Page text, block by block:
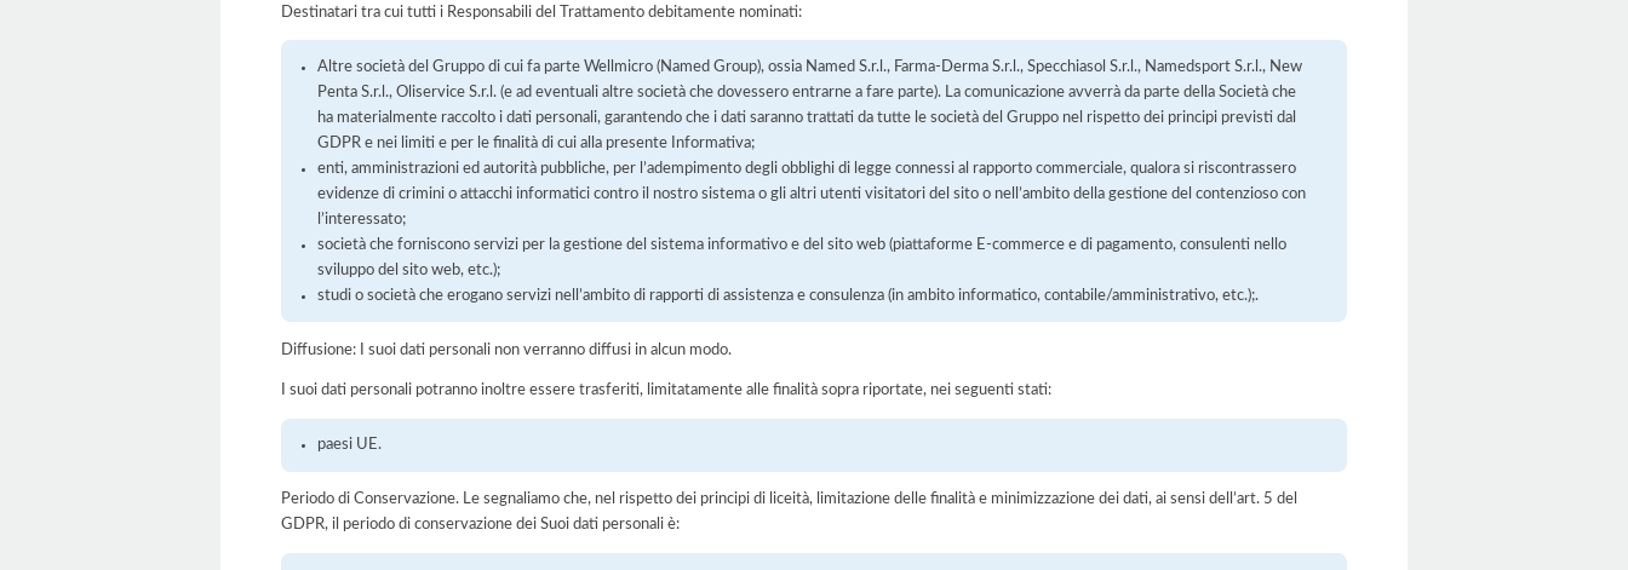
Destinatari tra cui tutti i Responsabili del Trattamento debitamente nominati:
Altre società del Gruppo di cui fa parte Wellmicro (Named Group), ossia Named S.r.l., Farma-Derma S.r.l., Specchiasol S.r.l., Namedsport S.r.l., New
Penta S.r.l., Oliservice S.r.l. (e ad eventuali altre società che dovessero entrarne a fare parte). La comunicazione avverrà da parte della Società che
ha materialmente raccolto i dati personali, garantendo che i dati saranno trattati da tutte le società del Gruppo nel rispetto dei principi previsti dal
GDPR e nei limiti e per le finalità di cui alla presente Informativa;
enti, amministrazioni ed autorità pubbliche, per l’adempimento degli obblighi di legge connessi al rapporto commerciale, qualora si riscontrassero
evidenze di crimini o attacchi informatici contro il nostro sistema o gli altri utenti visitatori del sito o nell’ambito della gestione del contenzioso con
l’interessato;
società che forniscono servizi per la gestione del sistema informativo e del sito web (piattaforme E-commerce e di pagamento, consulenti nello
sviluppo del sito web, etc.);
studi o società che erogano servizi nell’ambito di rapporti di assistenza e consulenza (in ambito informatico, contabile/amministrativo, etc.);.
Diffusione: I suoi dati personali non verranno diffusi in alcun modo.
I suoi dati personali potranno inoltre essere trasferiti, limitatamente alle finalità sopra riportate, nei seguenti stati:
paesi UE.
Periodo di Conservazione. Le segnaliamo che, nel rispetto dei principi di liceità, limitazione delle finalità e minimizzazione dei dati, ai sensi dell’art. 5 del
GDPR, il periodo di conservazione dei Suoi dati personali è: